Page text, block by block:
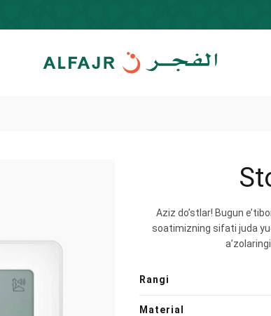
Aziz do’stlar! Bugun
soatimizning sifati juda
Rangi
Material